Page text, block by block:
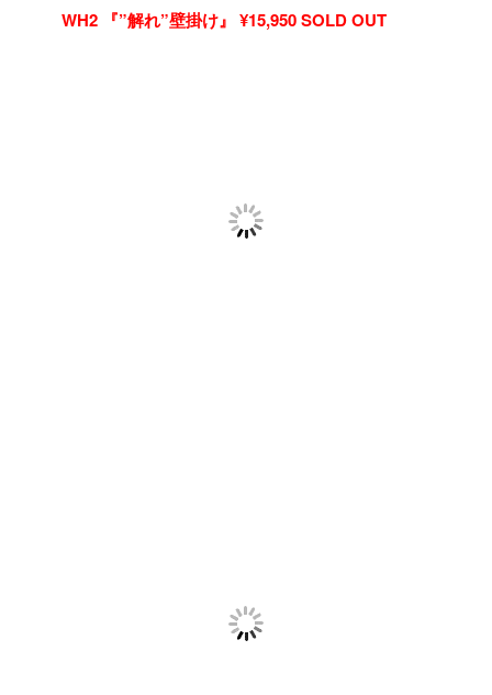
WH2 『”解れ”壁掛け』 ¥15,950 SOLD OUT